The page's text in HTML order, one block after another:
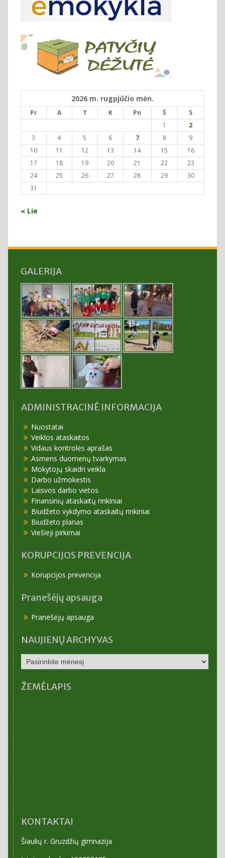
2026 m. rugpjūčio mėn.
Pr A T K Pn Š
S
1
2
3
4 5 6 7 8
9
10
11 12 13 14 15
16
17
18 19 20 21 22
23
24
25 26 27 28 29
30
31
« Lie
GALERIJA
ADMINISTRACINĖ INFORMACIJA
Nuostatai
Veiklos ataskaitos
Vidaus kontrolės aprašas
Asmens duomenų tvarkymas
Mokytojų skaidri veikla
Darbo užmokestis
Laisvos darbo vietos
Finansinių ataskaitų rinkiniai
Biudžeto vykdymo ataskaitų rinkiniai
Biudžeto planas
Viešieji pirkimai
KORUPCIJOS PREVENCIJA
Korupcijos prevencija
Pranešėjų apsauga
Pranešėjų apsauga
NAUJIENŲ ARCHYVAS
NAUJIENŲ
ARCHYVAS
ŽEMĖLAPIS
KONTAKTAI
Šiaulių r. Gruzdžių gimnazija